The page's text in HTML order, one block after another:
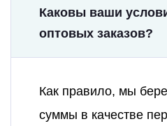
Каковы ваши
оптовых заказов?
Как правило, мы
суммы в качестве